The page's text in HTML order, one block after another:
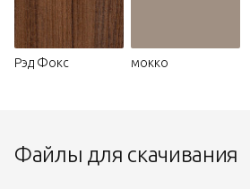
Рэд Фокс мокко
Файлы для скачивания